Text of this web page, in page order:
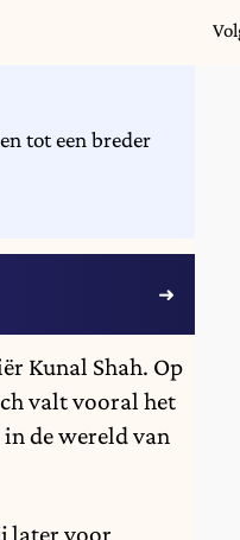
tot een breder
Kunal Shah. Op
valt vooral het
de wereld van